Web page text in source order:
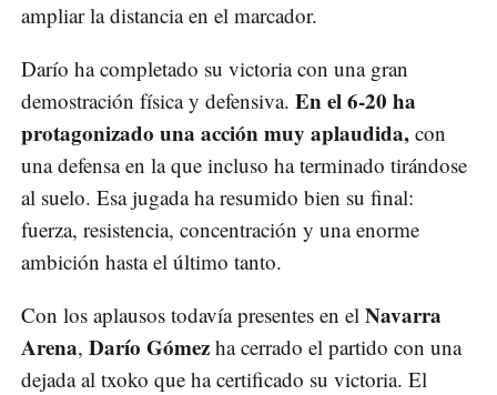
ampliar la distancia en el marcador.
Darío ha completado su victoria con una gran
demostración física y defensiva. En el 6-20 ha
protagonizado una acción muy aplaudida, con
una defensa en la que incluso ha terminado tirándose
al suelo. Esa jugada ha resumido bien su final:
fuerza, resistencia, concentración y una enorme
ambición hasta el último tanto.
Con los aplausos todavía presentes en el Navarra
Arena, Darío Gómez ha cerrado el partido con una
dejada al txoko que ha certificado su victoria. El